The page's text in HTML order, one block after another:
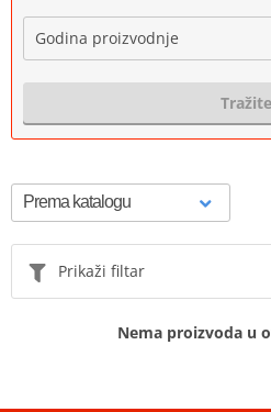
Godina proizvodnje
Tražite
Prikaži filtar
Nema proizvoda u